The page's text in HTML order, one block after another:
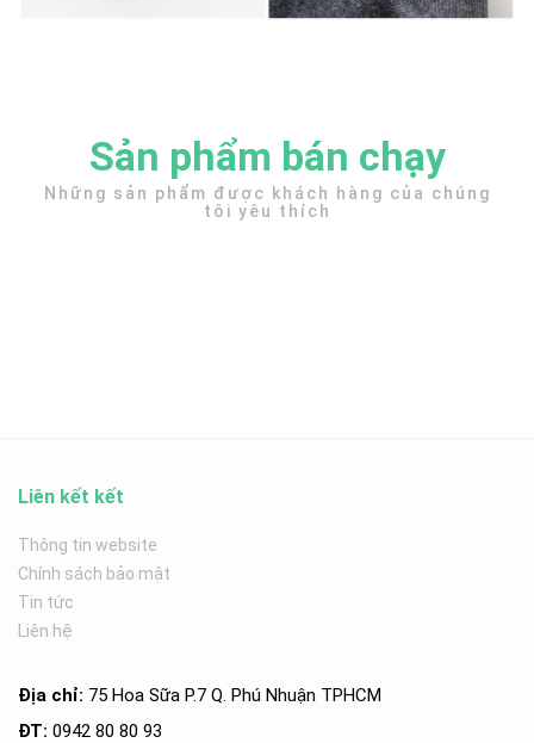
Sản phẩm bán chạy
Những sản phẩm được khách hàng của chúng
tôi yêu thích
Liên kết kết
Thông tin website
Chính sách bảo mật
Tin tức
Liên hệ
Địa chỉ: 75 Hoa Sữa P.7 Q. Phú Nhuận TPHCM
ĐT: 0942 80 80 93